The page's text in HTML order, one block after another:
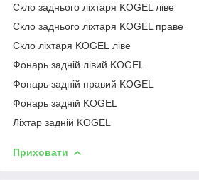
Скло заднього ліхтаря KOGEL ліве
Скло заднього ліхтаря KOGEL праве
Скло ліхтаря KOGEL ліве
Фонарь задній лівий KOGEL
Фонарь задній правий KOGEL
Фонарь задній KOGEL
Ліхтар задній KOGEL
Приховати